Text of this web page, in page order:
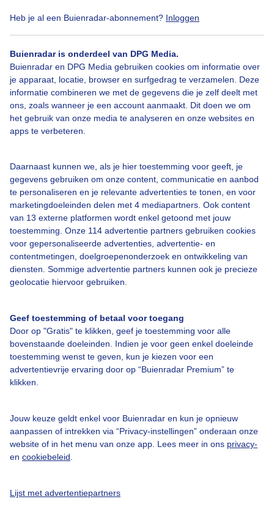
Heb je al een Buienradar-abonnement? Inloggen
Buienradar is onderdeel van DPG Media.
Buienradar en DPG Media gebruiken cookies om informatie over
je apparaat, locatie, browser en surfgedrag te verzamelen. Deze
informatie combineren we met de gegevens die je zelf deelt met
ons, zoals wanneer je een account aanmaakt. Dit doen we om
het gebruik van onze media te analyseren en onze websites en
apps te verbeteren.
Daarnaast kunnen we, als je hier toestemming voor geeft, je
gegevens gebruiken om onze content, communicatie en aanbod
te personaliseren en je relevante advertenties te tonen, en voor
marketingdoeleinden delen met 4 mediapartners. Ook content
van 13 externe platformen wordt enkel getoond met jouw
toestemming. Onze 114 advertentie partners gebruiken cookies
voor gepersonaliseerde advertenties, advertentie- en
contentmetingen, doelgroepenonderzoek en ontwikkeling van
diensten. Sommige advertentie partners kunnen ook je precieze
geolocatie hiervoor gebruiken.
Geef toestemming of betaal voor toegang
Door op "Gratis" te klikken, geef je toestemming voor alle
bovenstaande doeleinden. Indien je voor geen enkel doeleinde
toestemming wenst te geven, kun je kiezen voor een
advertentievrije ervaring door op “Buienradar Premium” te
klikken.
Jouw keuze geldt enkel voor Buienradar en kun je opnieuw
aanpassen of intrekken via “Privacy-instellingen” onderaan onze
website of in het menu van onze app. Lees meer in ons privacy-
en cookiebeleid
Lijst met advertentiepartners
Bekijk slideshow
Een moment geduld aub...
Over Buienradar
Veelgestelde vragen
Contact
Toegankelijkheid
Buienradar Team
Privacy instellingen